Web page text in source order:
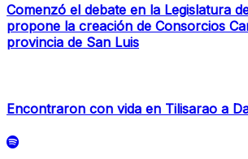
Comenzó el debate en la Legislatura
propone la creación de Consorcios
provincia de San Luis
Encontraron con vida en Tilisarao a